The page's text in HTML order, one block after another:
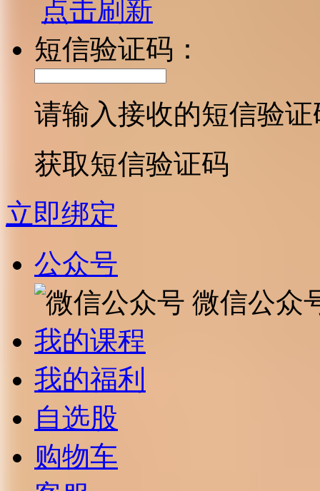
点击刷新
短信验证码：
请输入接收的短信验证
获取短信验证码
立即绑定
公众号
微信公众
我的课程
我的福利
自选股
购物车